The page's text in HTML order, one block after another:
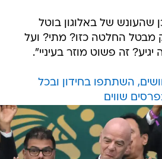
שהעונש של באלוגון בוטל
מבטל החלטה כזו? מתי? ועל
זה פשוט מוזר בעיניי".
השתתפו בחידון ובכל
שווים